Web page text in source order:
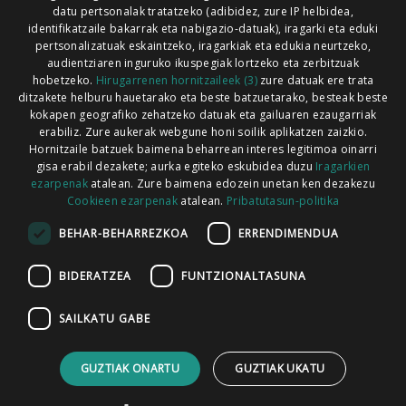
Xorroxin irratia | Lesaka | T. 948638288
Codesyntaxek garatua
HARREMANETARAKO
datu pertsonalak tratatzeko (adibidez, zure IP helbidea,
identifikatzaile bakarrak eta nabigazio-datuak), iragarki eta eduki
pertsonalizatuak eskaintzeko, iragarkiak eta edukia neurtzeko,
audientziaren inguruko ikuspegiak lortzeko eta zerbitzuak
hobetzeko. Hirugarrenen hornitzaileek (3)zure datuak ere trata
ditzakete helburu hauetarako eta beste batzuetarako, besteak beste
kokapen geografiko zehatzeko datuak eta gailuaren ezaugarriak
erabiliz. Zure aukerak webgune honi soilik aplikatzen zaizkio.
Hornitzaile batzuek baimena beharrean interes legitimoa oinarri
gisa erabil dezakete; aurka egiteko eskubidea duzu Iragarkien
ezarpenakatalean. Zure baimena edozein unetan ken dezakezu
Cookieen ezarpenak atalean. Pribatutasun-politika
BEHAR-BEHARREZKOA ERRENDIMENDUA
BIDERATZEA FUNTZIONALTASUNA
SAILKATU GABE
GUZTIAK ONARTU GUZTIAK UKATU